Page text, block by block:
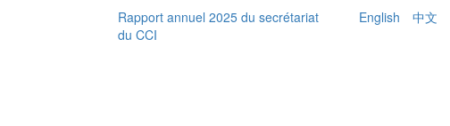
Rapport annuel 2025 du secrétariat
du CCI
English
中文